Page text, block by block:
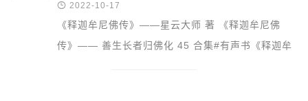
 2022-10-17
《释迦牟尼佛传》——星云大师 著 《释迦牟尼佛
传》—— 善生长者归佛化 45 合集#有声书《释迦牟